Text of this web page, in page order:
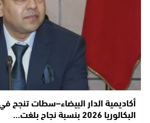
أكاديمية الدار البيضاء–سطات تنجح
البكالوريا 2026 بنسبة نجاح بلغت…